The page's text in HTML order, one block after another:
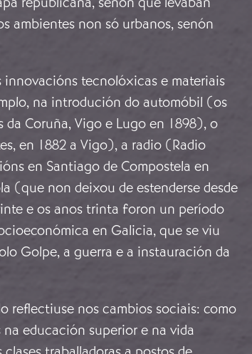
ambientes non só urbanos, senón
innovacións tecnolóxicas e materiais
na introdución do automóbil (os
da Coruña, Vigo e Lugo en 1898), o
en 1882 a Vigo), a radio (Radio
en Santiago de Compostela en
(que non deixou de estenderse desde
e os anos trinta foron un período
en Galicia, que se viu
Golpe, a guerra e a instauración da
reflectiuse nos cambios sociais: como
educación superior e na vida